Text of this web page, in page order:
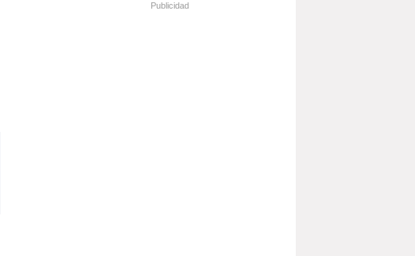
Publicidad